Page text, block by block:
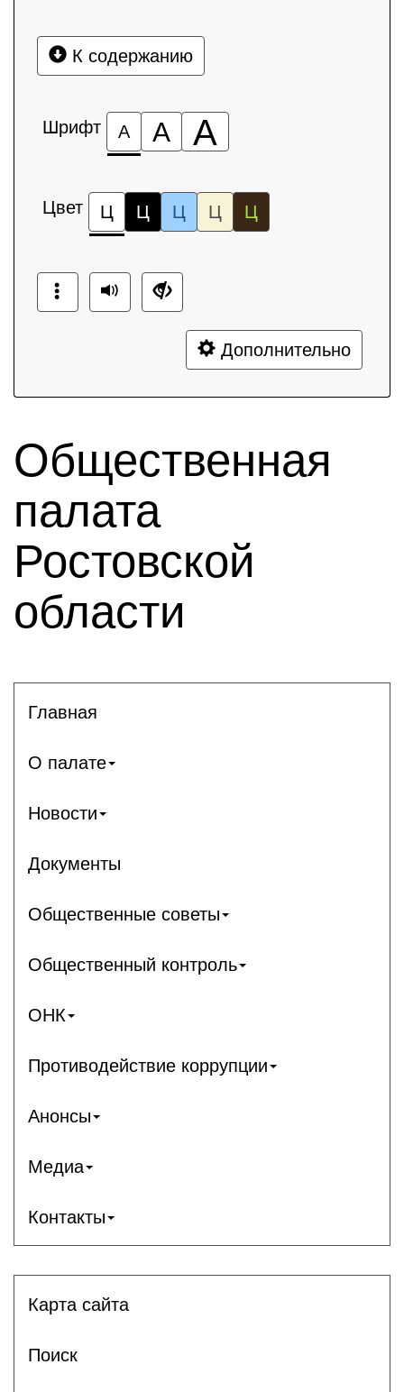
К содержанию
Шрифт А А А
Цвет Ц Ц Ц Ц Ц
Дополнительно
Общественная
палата
Ростовской
области
Главная
О палате
Новости
Документы
Общественные советы
Общественный контроль
ОНК
Противодействие коррупции
Анонсы
Медиа
Контакты
Карта сайта
Поиск